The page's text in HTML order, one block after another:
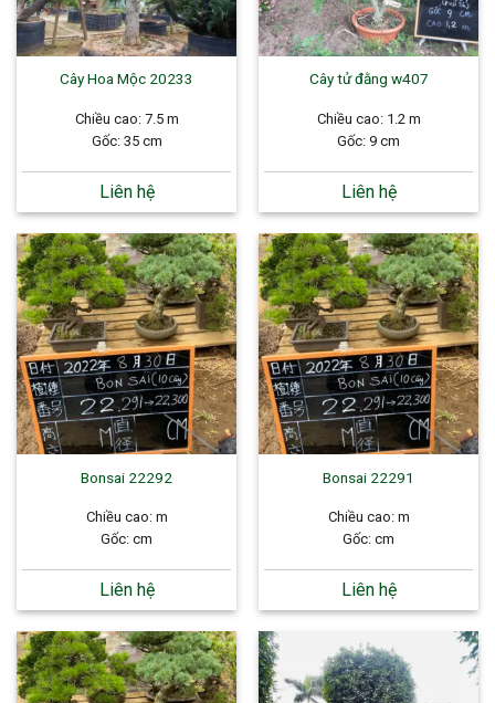
Cây Hoa Mộc 20233
Chiều cao: 7.5 m
Gốc: 35 cm
Liên hệ
Cây tử đằng w407
Chiều cao: 1.2 m
Gốc: 9 cm
Liên hệ
Bonsai 22292
Chiều cao: m
Gốc: cm
Liên hệ
Bonsai 22291
Chiều cao: m
Gốc: cm
Liên hệ